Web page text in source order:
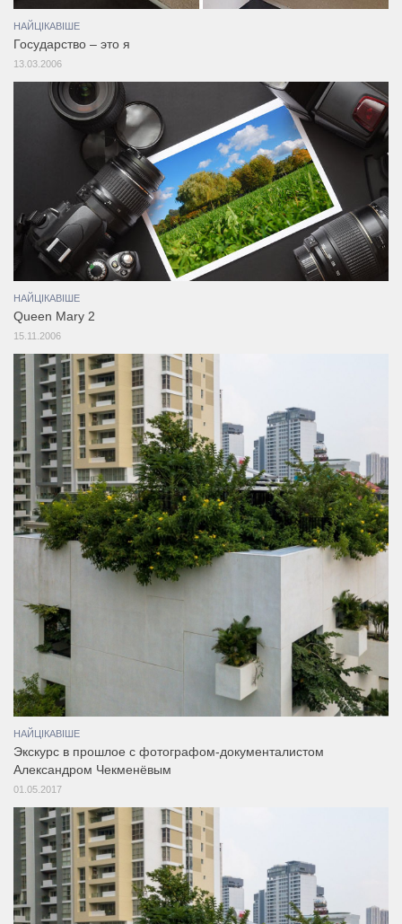
НАЙЦІКАВІШЕ
Государство – это я
13.03.2006
НАЙЦІКАВІШЕ
Queen Mary 2
15.11.2006
НАЙЦІКАВІШЕ
Экскурс в прошлое с фотографом-документалистом
Александром Чекменёвым
01.05.2017